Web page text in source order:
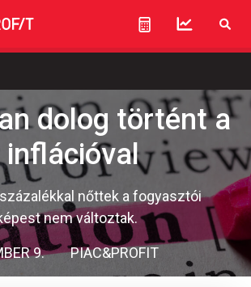
dolog történt a
inflációval
nőttek a fogyasztói
nem változtak.
9. PIAC&PROFIT